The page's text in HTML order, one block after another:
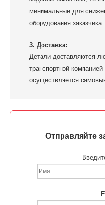
минимальные для
оборудования заказчика.
3. Доставка:
Детали доставляются
транспортной
осуществляется
Отправляйте